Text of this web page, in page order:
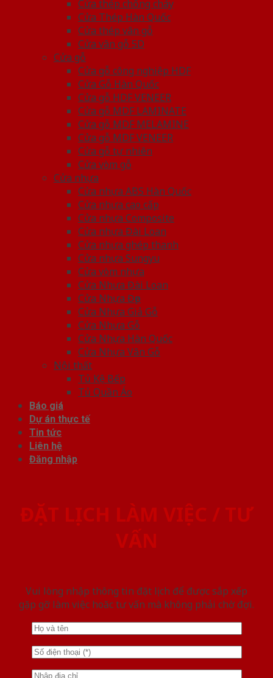
Cửa thép chống cháy
Cửa Thép Hàn Quốc
Cửa thép vân gỗ
Cửa vân gỗ 5D
Cửa gỗ
Cửa gỗ công nghiệp HDF
Cửa Gỗ Hàn Quốc
Cửa gỗ HDF VENEER
Cửa gỗ MDF LAMINATE
Cửa gỗ MDF MELAMINE
Cửa gỗ MDF VENEER
Cửa gỗ tự nhiên
Cửa vòm gỗ
Cửa nhựa
Cửa nhựa ABS Hàn Quốc
Cửa nhựa cao cấp
Cửa nhựa Composite
Cửa nhựa Đài Loan
Cửa nhựa ghép thanh
Cửa nhựa Sungyu
Cửa vòm nhựa
Cửa Nhựa Đài Loan
Cửa Nhựa Đẹp
Cửa Nhựa Giả Gỗ
Cửa Nhựa Gỗ
Cửa Nhựa Hàn Quốc
Cửa Nhựa Vân Gỗ
Nội thất
Tủ Kệ Bếp
Tủ Quần Áo
Báo giá
Dự án thực tế
Tin tức
Liên hệ
Đăng nhập
ĐẶT LỊCH LÀM VIỆC / TƯ
VẤN
Vui lòng nhập thông tin đặt lịch để được sắp xếp
gặp gỡ làm việc hoăc tư vấn mà không phải chờ đợi.